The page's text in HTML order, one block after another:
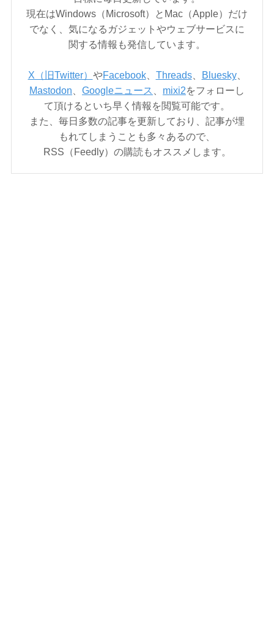
現在はWindows（Microsoft）とMac（Apple）だけ
でなく、気になるガジェットやウェブサービスに
関する情報も発信しています。
X（旧Twitter） やFacebook、 Threads、 Bluesky、
Mastodon
Googleニュース mixi2をフォローし
て頂けるといち早く情報を閲覧可能です。
また、毎日多数の記事を更新しており、記事が埋
もれてしまうことも多々あるので、
RSS（Feedly）の購読もオススメします。